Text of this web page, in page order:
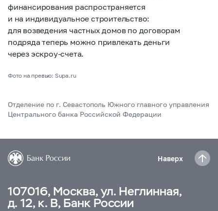
финансирования распространяется
и на индивидуальное строительство:
для возведения частных домов по договорам
подряда теперь можно привлекать деньги
через эскроу-счета.
Фото на превью: Supa.ru
Отделение по г. Севастополь Южного главного управления
Центрального банка Российской Федерации
Наверх
107016, Москва, ул. Неглинная,
д. 12, к. В, Банк России